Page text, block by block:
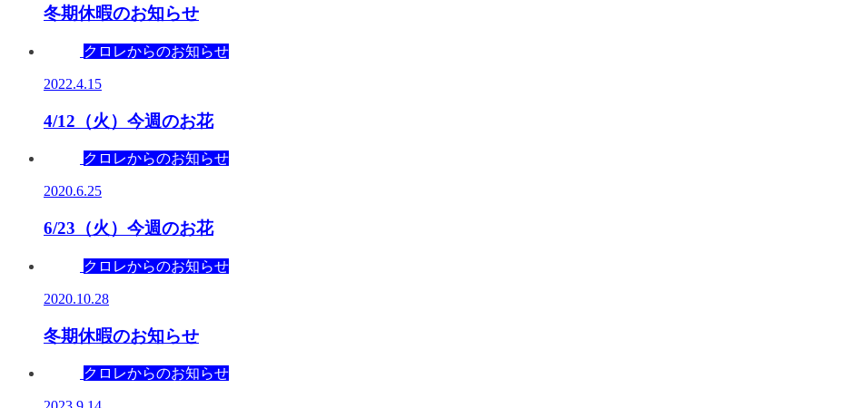
冬期休暇のお知らせ
クロレからのお知らせ
2022.4.15
4/12（火）今週のお花
クロレからのお知らせ
2020.6.25
6/23（火）今週のお花
クロレからのお知らせ
2020.10.28
冬期休暇のお知らせ
クロレからのお知らせ